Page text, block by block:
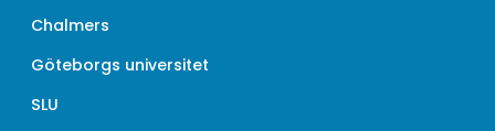
Chalmers
Göteborgs universitet
SLU